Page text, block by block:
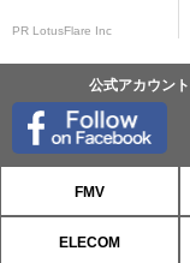
PR LotusFlare Inc
公式アカウン
FMV
ELECOM